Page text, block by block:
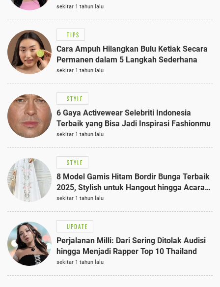
Anggun dengan Kaftan Cokelat
sekitar 1 tahun lalu
TIPS
Cara Ampuh Hilangkan Bulu Ketiak Secara
Permanen dalam 5 Langkah Sederhana
sekitar 1 tahun lalu
STYLE
6 Gaya Activewear Selebriti Indonesia
Terbaik yang Bisa Jadi Inspirasi Fashionmu
sekitar 1 tahun lalu
STYLE
8 Model Gamis Hitam Bordir Bunga Terbaik
2025, Stylish untuk Hangout hingga Acara
Semi-Formal
sekitar 1 tahun lalu
UPDATE
Perjalanan Milli: Dari Sering Ditolak Audisi
hingga Menjadi Rapper Top 10 Thailand
sekitar 1 tahun lalu